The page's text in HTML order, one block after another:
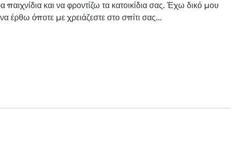
και να φροντίζω τα κατοικίδια σας. Έχω δικό μου
όποτε με χρειάζεστε στο σπίτι σας...